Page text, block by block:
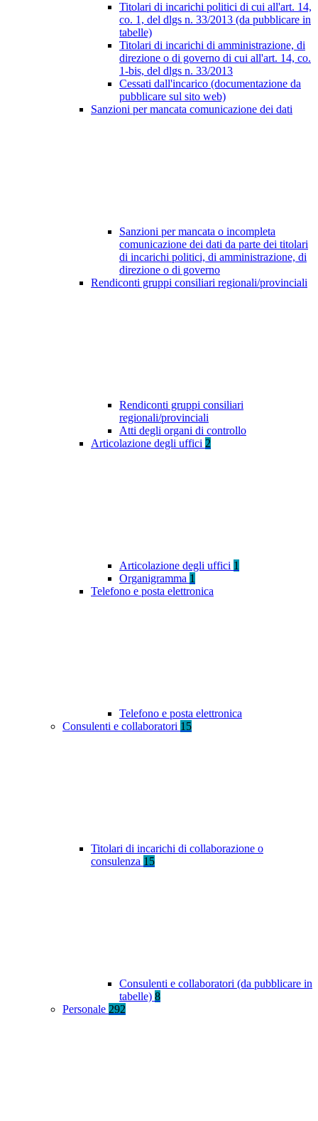
Titolari di incarichi politici di cui all'art. 14,
co. 1, del dlgs n. 33/2013 (da pubblicare in
tabelle)
Titolari di incarichi di amministrazione, di
direzione o di governo di cui all'art. 14, co.
1-bis, del dlgs n. 33/2013
Cessati dall'incarico (documentazione da
pubblicare sul sito web)
Sanzioni per mancata comunicazione dei dati
Sanzioni per mancata o incompleta
comunicazione dei dati da parte dei titolari
di incarichi politici, di amministrazione, di
direzione o di governo
Rendiconti gruppi consiliari regionali/provinciali
Rendiconti gruppi consiliari
regionali/provinciali
Atti degli organi di controllo
Articolazione degli uffici 2
Articolazione degli uffici 1
Organigramma 1
Telefono e posta elettronica
Telefono e posta elettronica
Consulenti e collaboratori 15
Titolari di incarichi di collaborazione o
consulenza 15
Consulenti e collaboratori (da pubblicare in
tabelle) 8
Personale 292